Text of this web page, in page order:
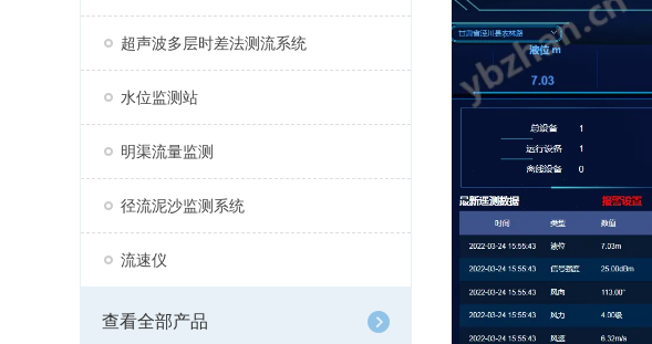
超声波多层时差法测流系统
水位监测站
明渠流量监测
径流泥沙监测系统
流速仪
查看全部产品